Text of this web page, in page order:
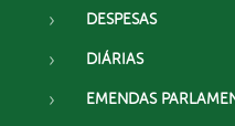
DESPESAS
DIÁRIAS
EMENDAS